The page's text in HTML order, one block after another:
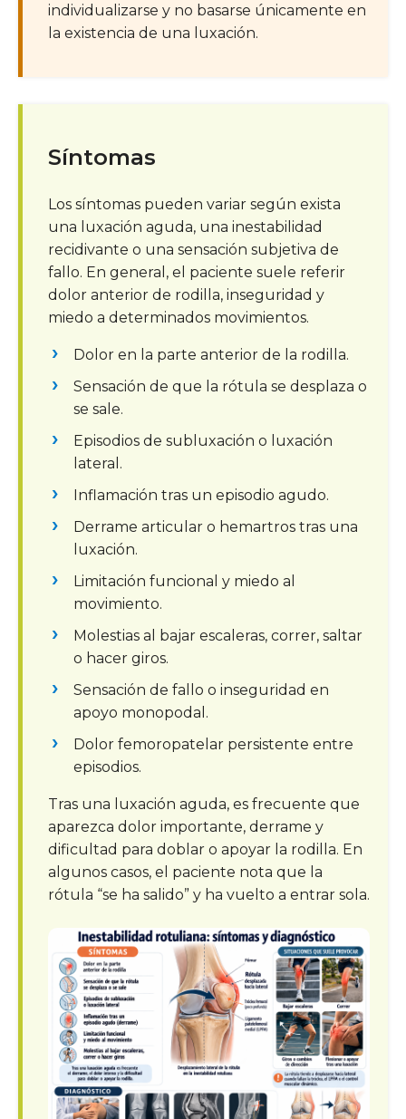
individualizarse y no basarse únicamente en
la existencia de una luxación.
Síntomas
Los síntomas pueden variar según exista
una luxación aguda, una inestabilidad
recidivante o una sensación subjetiva de
fallo. En general, el paciente suele referir
dolor anterior de rodilla, inseguridad y
miedo a determinados movimientos.
Dolor en la parte anterior de la rodilla.
Sensación de que la rótula se desplaza o
se sale.
Episodios de subluxación o luxación
lateral.
Inflamación tras un episodio agudo.
Derrame articular o hemartros tras una
luxación.
Limitación funcional y miedo al
movimiento.
Molestias al bajar escaleras, correr, saltar
o hacer giros.
Sensación de fallo o inseguridad en
apoyo monopodal.
Dolor femoropatelar persistente entre
episodios.
Tras una luxación aguda, es frecuente que
aparezca dolor importante, derrame y
dificultad para doblar o apoyar la rodilla. En
algunos casos, el paciente nota que la
rótula “se ha salido” y ha vuelto a entrar sola.